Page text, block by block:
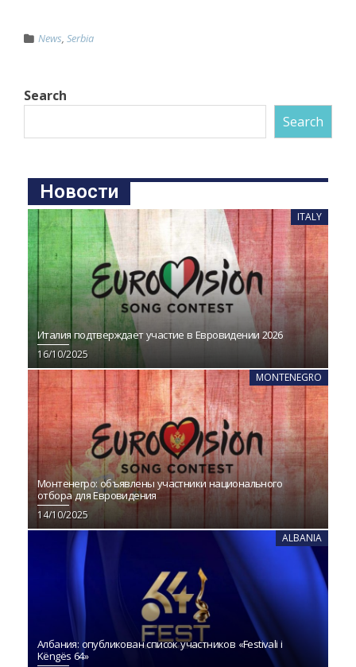
News, Serbia
Search
Search
Новости
ITALY
Италия подтверждает участие в Евровидении 2026
16/10/2025
MONTENEGRO
Монтенегро: объявлены участники национального
отбора для Евровидения
14/10/2025
ALBANIA
Албания: опубликован список участников «Festivali i
Këngës 64»